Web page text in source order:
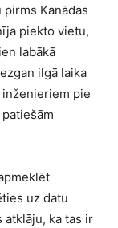
Kanādas
piekto vietu,
labākā
ilgā laika
inženieriem pie
uz datu
atklāju, ka tas ir